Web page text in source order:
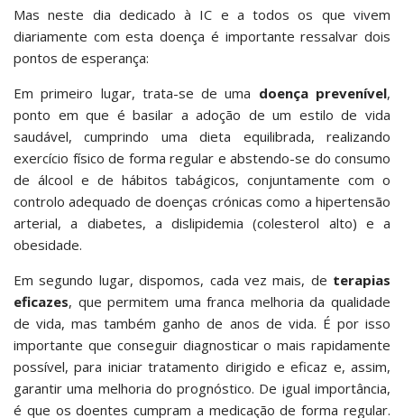
Mas neste dia dedicado à IC e a todos os que vivem
diariamente com esta doença é importante ressalvar dois
pontos de esperança:
Em primeiro lugar, trata-se de uma doença prevenível,
ponto em que é basilar a adoção de um estilo de vida
saudável, cumprindo uma dieta equilibrada, realizando
exercício físico de forma regular e abstendo-se do consumo
de álcool e de hábitos tabágicos, conjuntamente com o
controlo adequado de doenças crónicas como a hipertensão
arterial, a diabetes, a dislipidemia (colesterol alto) e a
obesidade.
Em segundo lugar, dispomos, cada vez mais, de terapias
eficazes, que permitem uma franca melhoria da qualidade
de vida, mas também ganho de anos de vida. É por isso
importante que conseguir diagnosticar o mais rapidamente
possível, para iniciar tratamento dirigido e eficaz e, assim,
garantir uma melhoria do prognóstico. De igual importância,
é que os doentes cumpram a medicação de forma regular.